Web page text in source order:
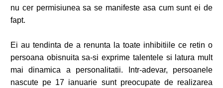
nu cer permisiunea sa se manifeste asa cum sunt ei de
fapt.
Ei au tendinta de a renunta la toate inhibitiile ce retin o
persoana obisnuita sa-si exprime talentele si latura mult
mai dinamica a personalitatii. Intr-adevar, persoanele
nascute pe 17 ianuarie sunt preocupate de realizarea